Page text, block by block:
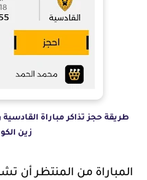
طريقة حجز تذاكر مباراة
زين الكويتي
المباراة من المنتظر أن